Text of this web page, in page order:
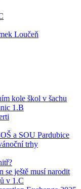
Loučeň
kole škol v šachu
1.B
a SOU Pardubice
trhy
se ještě musí narodit
v 1.C